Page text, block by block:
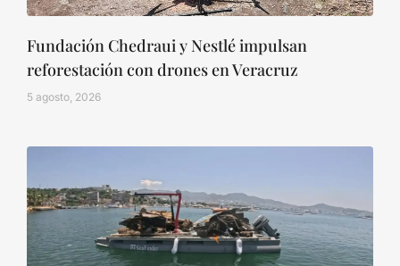
Fundación Chedraui y Nestlé impulsan
reforestación con drones en Veracruz
5 agosto, 2026